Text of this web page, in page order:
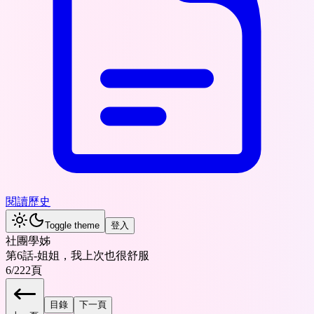
閱讀歷史
Toggle theme 登入
社團學姊
第6話-姐姐，我上次也很舒服
6/222頁
目錄 下一頁